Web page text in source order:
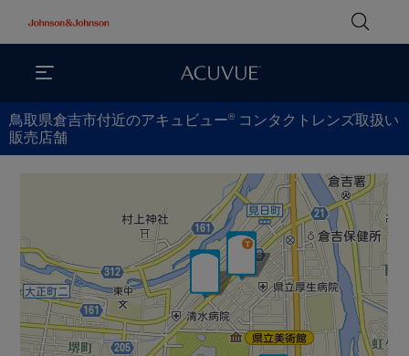
鳥取県倉吉市付近のアキュビュー® コンタクトレンズ取扱い
販売店舗